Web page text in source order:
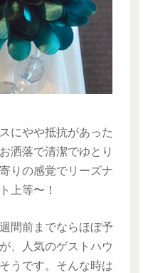
にやや抵抗があった
洒落で清潔でゆとり
りの感覚でリーズナ
上等〜！
間前までならほぼ予
、人気のゲストハウ
うです。そんな時は